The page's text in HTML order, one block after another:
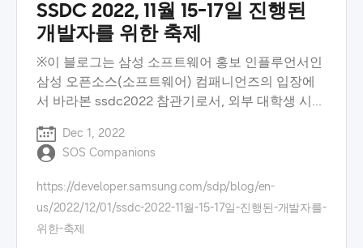
SSDC 2022, 11월 15-17일 진행된
개발자를 위한 축제
※이 블로그는 삼성 소프트웨어 홍보 인플루언서인
삼성 오픈소스(소프트웨어) 컴패니언즈의 입장에
서 바라본 ssdc2022 참관기로서, 외부 대학생 시선
니다. 지난 11월 15일부터 16일까지 이틀간 삼성전
자 서초 사옥과 온라인에서 동시에 개최된 삼성 소
프트웨어 개발자 콘퍼런스 2022(samsung
software developer conference 2022, ssdc)에서
는 ‘learn, share, network’라는 주제로 다양한 분야
의 소프트웨어 개발자들이 각자의 지식을 공유하는
Dec 1, 2022
SOS Companions
https://developer.samsung.com/sdp/blog/en-
us/2022/12/01/ssdc-2022-11월-15-17일-진행된-개발자를-
위한-축제